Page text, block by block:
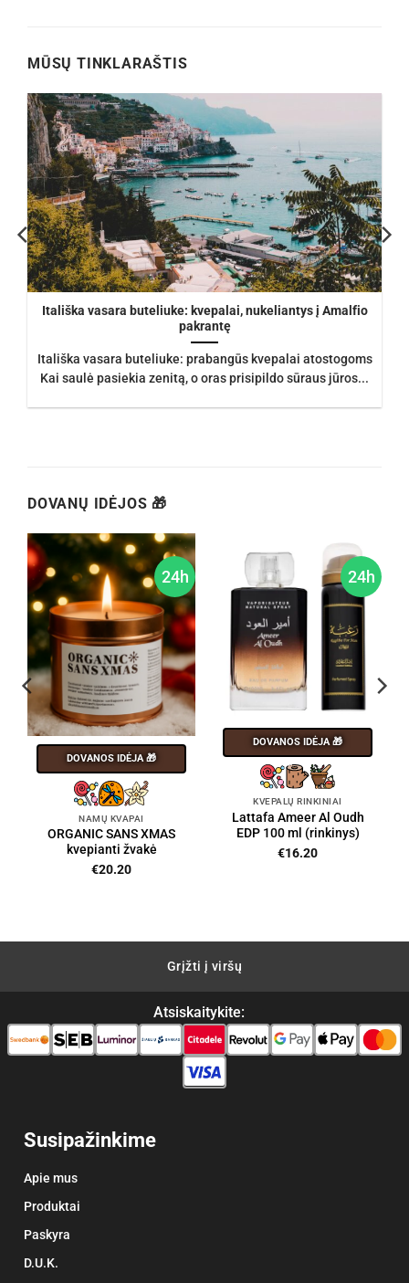
MŪSŲ TINKLARAŠTIS
Itališka vasara buteliuke: kvepalai, nukeliantys į Amalfio
pakrantę
Itališka vasara buteliuke: prabangūs kvepalai atostogoms
Kai saulė pasiekia zenitą, o oras prisipildo sūraus jūros...
DOVANŲ IDĖJOS 🎁
24h
DOVANOS IDĖJA 🎁
NAMŲ KVAPAI
ORGANIC SANS XMAS
kvepianti žvakė
€20.20
24h
DOVANOS IDĖJA 🎁
KVEPALŲ RINKINIAI
Lattafa Ameer Al Oudh
EDP 100 ml (rinkinys)
€16.20
Grįžti į viršų
Atsiskaitykite:
Susipažinkime
Apie mus
Produktai
Paskyra
D.U.K.